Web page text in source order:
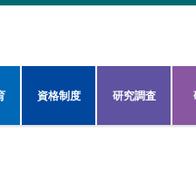
資格制度 研究調査